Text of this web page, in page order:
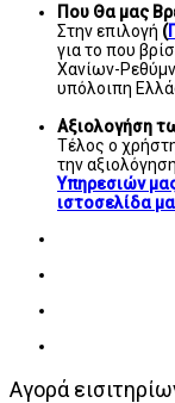
Που Θα μας
Στην επιλογή (
για το που
Χανίων-
υπόλοιπη
Αξιολογήση
Τέλος ο
την
Υπηρεσιών
ιστοσελίδα
Αγορά